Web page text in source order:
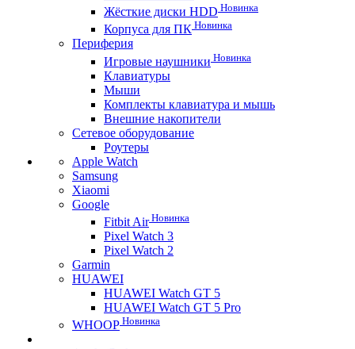
Жёсткие диски HDD Новинка
Корпуса для ПК Новинка
Периферия
Игровые наушники Новинка
Клавиатуры
Мыши
Комплекты клавиатура и мышь
Внешние накопители
Сетевое оборудование
Роутеры
Apple Watch
Samsung
Xiaomi
Google
Fitbit AirНовинка
Pixel Watch 3
Pixel Watch 2
Garmin
HUAWEI
HUAWEI Watch GT 5
HUAWEI Watch GT 5 Pro
WHOOP Новинка